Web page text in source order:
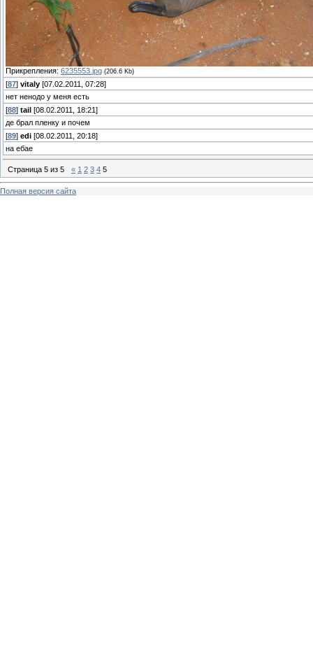
Прикрепления: 6235553.jpg (206.6 Kb)
[87] vitaly [07.02.2011, 07:28]
нет ненодо у меня есть
[88] tail [08.02.2011, 18:21]
де брал пленку и почем
[89] edi [08.02.2011, 20:18]
на ебае
Страница 5 из 5 « 1 2 3 4 5
Полная версия сайта